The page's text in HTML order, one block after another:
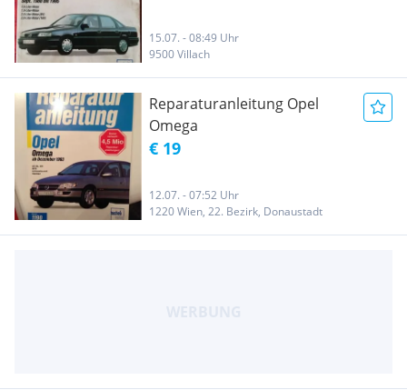
15.07. - 08:49 Uhr
9500 Villach
Reparaturanleitung Opel
Omega
€ 19
12.07. - 07:52 Uhr
1220 Wien, 22. Bezirk, Donaustadt